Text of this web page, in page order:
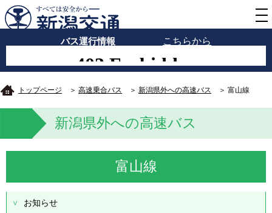
バス運行情報 こちらから
トップページ ＞ 高速乗合バス ＞ 新潟県外への高速バス ＞ 富山線
新潟県外への高速バス
富山線
お知らせ